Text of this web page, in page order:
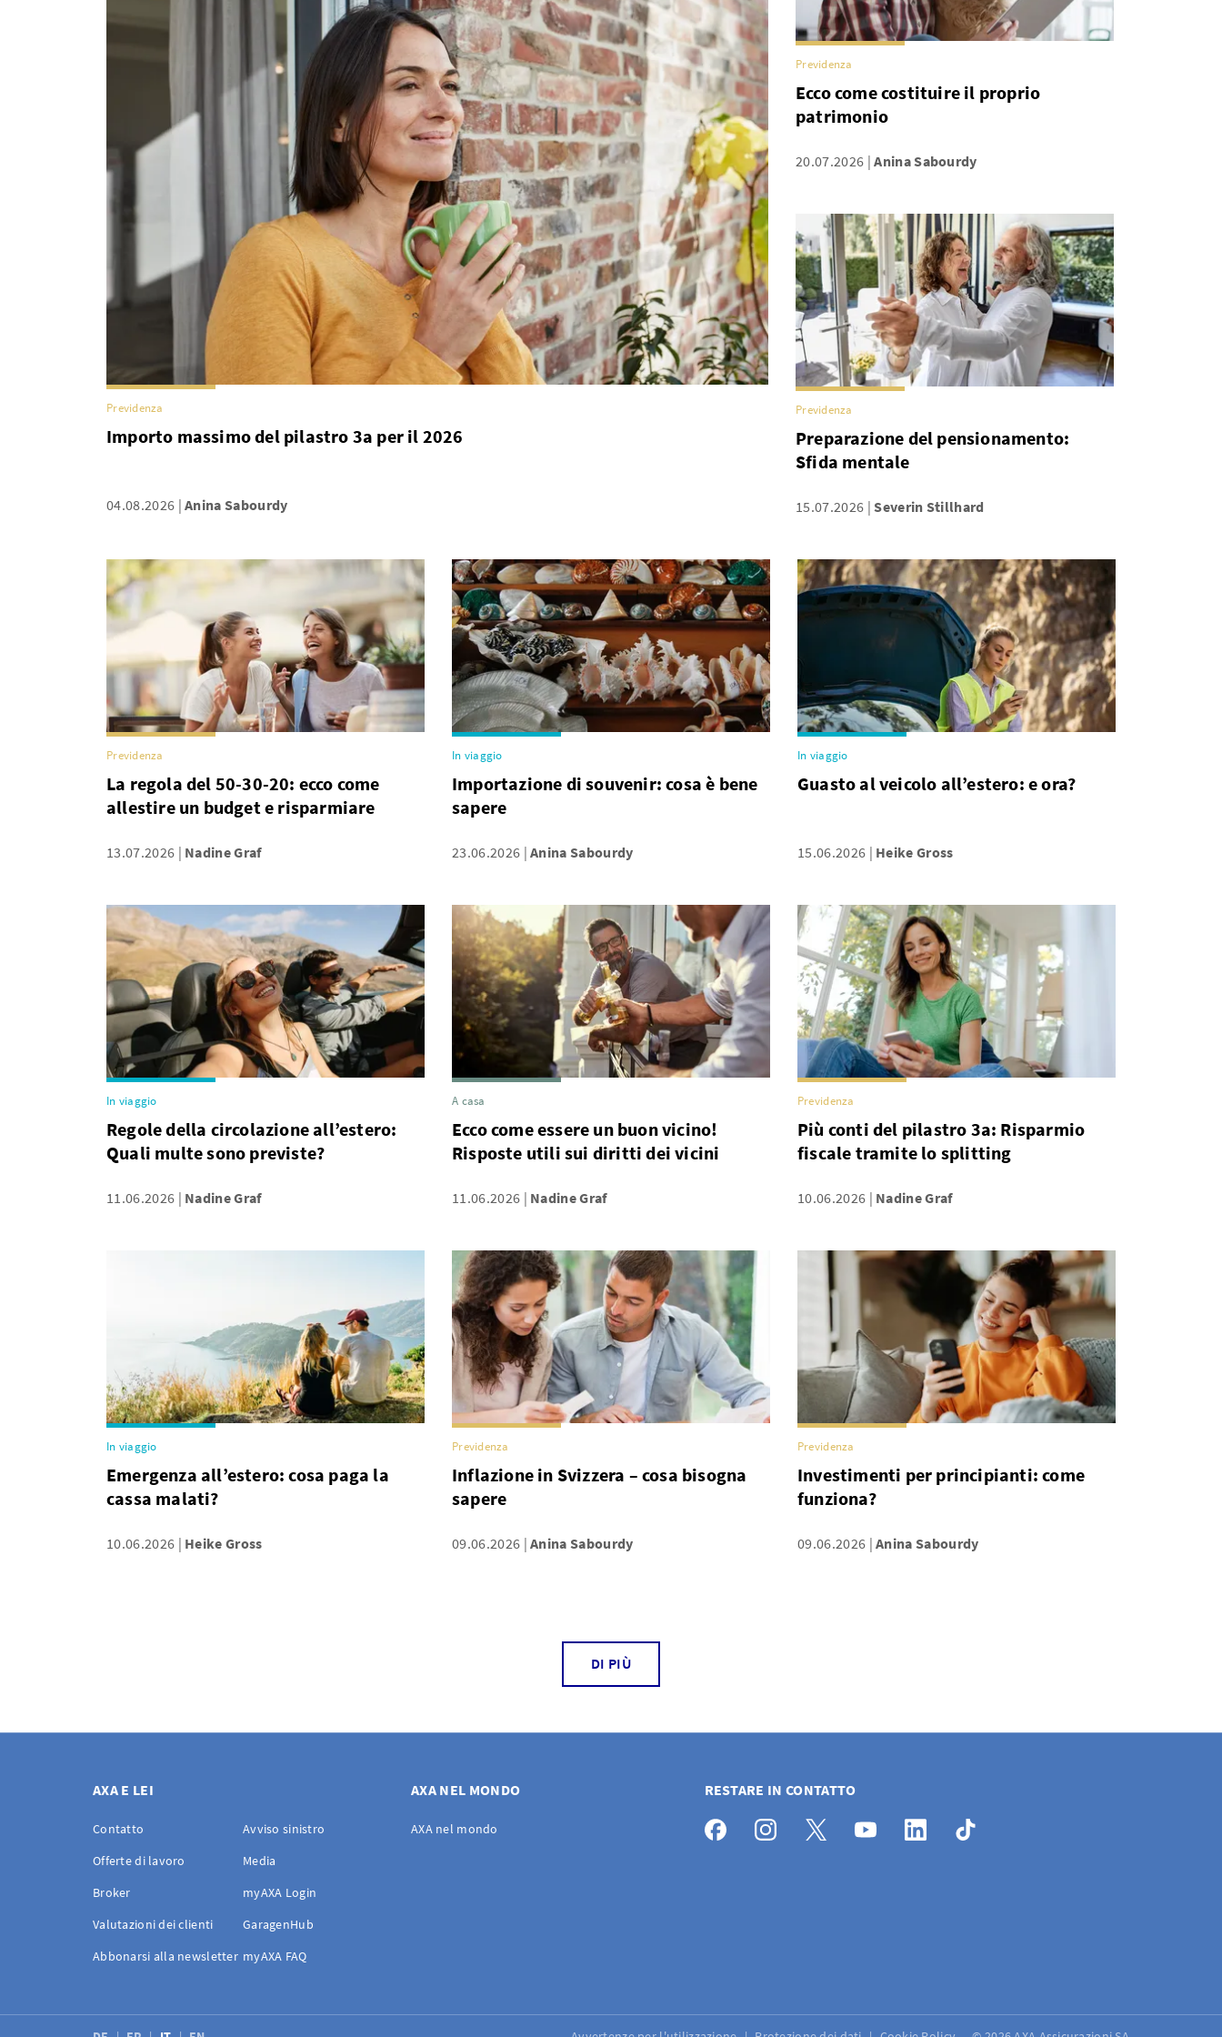
Previdenza
Importo massimo del pilastro 3a per il 2026
04.08.2026 Anina Sabourdy
Previdenza
Ecco come costituire il proprio
patrimonio
20.07.2026 Anina Sabourdy
Previdenza
Preparazione del pensionamento:
Sfida mentale
15.07.2026 Severin Stillhard
Previdenza
La regola del 50-30-20: ecco come
allestire un budget e risparmiare
13.07.2026 Nadine Graf
In viaggio
Importazione di souvenir: cosa è bene
sapere
23.06.2026 Anina Sabourdy
In viaggio
Guasto al veicolo all’estero: e ora?
15.06.2026 Heike Gross
In viaggio
Regole della circolazione all’estero:
Quali multe sono previste?
11.06.2026 Nadine Graf
A casa
Ecco come essere un buon vicino!
Risposte utili sui diritti dei vicini
11.06.2026 Nadine Graf
Previdenza
Più conti del pilastro 3a: Risparmio
fiscale tramite lo splitting
10.06.2026 Nadine Graf
In viaggio
Emergenza all’estero: cosa paga la
cassa malati?
10.06.2026 Heike Gross
Previdenza
Inflazione in Svizzera – cosa bisogna
sapere
09.06.2026 Anina Sabourdy
Previdenza
Investimenti per principianti: come
funziona?
09.06.2026 Anina Sabourdy
DI PIÙ
AXA E LEI
Contatto
Avviso sinistro
Offerte di lavoro
Media
Broker
myAXA Login
Valutazioni dei clienti
GaragenHub
Abbonarsi alla newsletter myAXA FAQ
AXA NEL MONDO
AXA nel mondo
RESTARE IN CONTATTO